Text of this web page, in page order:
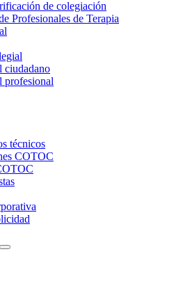
de colegiación
Profesionales de Terapia
ciudadano
profesional
técnicos
COTOC